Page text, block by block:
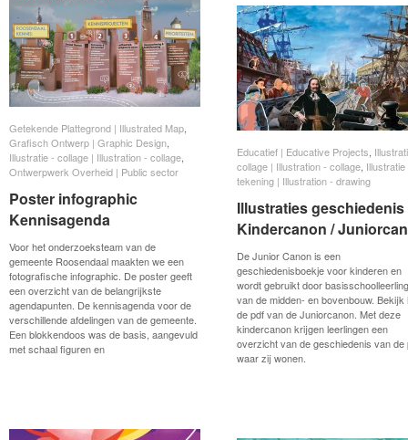
Getekende Plattegrond | Illustrated Map
Grafisch Ontwerp | Graphic Design
Illustratie - collage | Illustration - collage
Ontwerpwerk Overheid | Public sector
Poster infographic
Kennisagenda
Voor het onderzoeksteam van de
gemeente Roosendaal maakten we een
fotografische infographic. De poster geeft
een overzicht van de belangrijkste
agendapunten. De kennisagenda voor de
verschillende afdelingen van de gemeente.
Een blokkendoos was de basis, aangevuld
met schaal figuren en
Getekende Plattegrond | Illustrated Map
Grafisch Ontwerp | Graphic Design
Illustratie - collage | Illustration - collage
Ontwerpwerk Overheid | Public sector
Poster infographic
Kennisagenda
Educatief | Educative Projects
collage | Illustration - collage Illustratie
tekening | Illustration - drawing
Illustraties geschiedenis
Kindercanon /
De Junior Canon is een
geschiedenisboekje voor kinderen en
wordt gebruikt door
van de midden- en bovenbouw. Bekijk
de pdf van de Juniorcanon. Met deze
kindercanon krijgen leerlingen een
overzicht van de geschiedenis van de
waar zij wonen.
Educatief | Educative Projects
collage | Illustration - collage Illustratie
tekening | Illustration - drawing
Illustraties geschiedenis
Kindercanon /